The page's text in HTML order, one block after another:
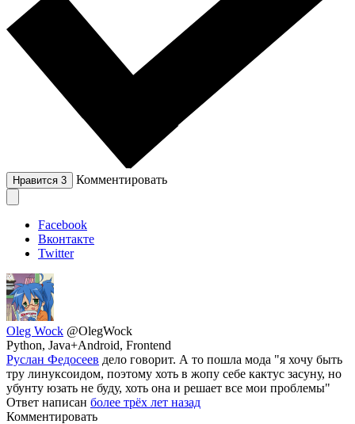
Нравится 3 Комментировать
Facebook
Вконтакте
Twitter
Oleg Wock @OlegWock
Python, Java+Android, Frontend
Руслан Федосеев дело говорит. А то пошла мода "я хочу быть
тру линуксоидом, поэтому хоть в жопу себе кактус засуну, но
убунту юзать не буду, хоть она и решает все мои проблемы"
Ответ написан более трёх лет назад
Комментировать